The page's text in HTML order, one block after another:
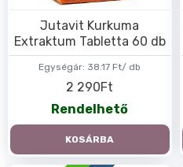
Egységár: 38.17 Ft/ db
Jutavit Kurkuma
Extraktum Tabletta 60 db
2 290Ft
Rendelhető
KOSÁRBA